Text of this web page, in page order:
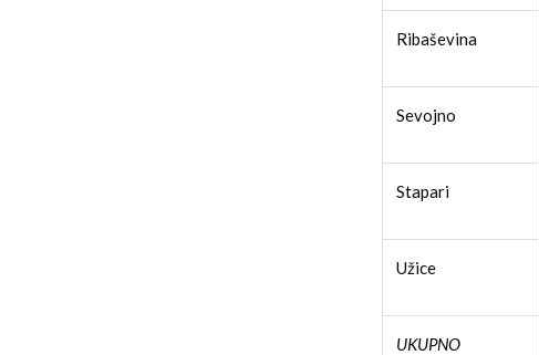
Ribaševina
Sevojno
Stapari
Užice
UKUPNO